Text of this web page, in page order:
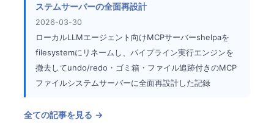
ステムサーバーの全面再設計
2026-03-30
ローカルLLMエージェント向けMCPサーバーshelpaを
filesystemにリネームし、パイプライン実行エンジンを
撤去してundo/redo・ゴミ箱・ファイル追跡付きのMCP
ファイルシステムサーバーに全面再設計した記録
全ての記事を見る →